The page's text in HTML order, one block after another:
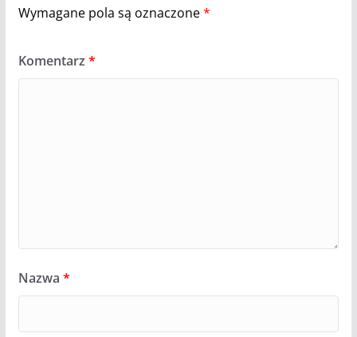
Wymagane pola są oznaczone*
Komentarz *
Nazwa *